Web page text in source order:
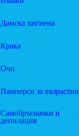
Дамска хигиена
Крака
Очи
Памперси за възрастни
Самобръсначки и
депилация